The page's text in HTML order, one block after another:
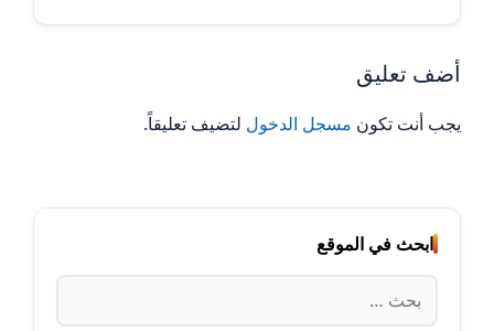
أضف تعليق
يجب أنت تكون مسجل الدخول لتضيف تعليقاً.
ابحث في الموقع
البحث
عن: